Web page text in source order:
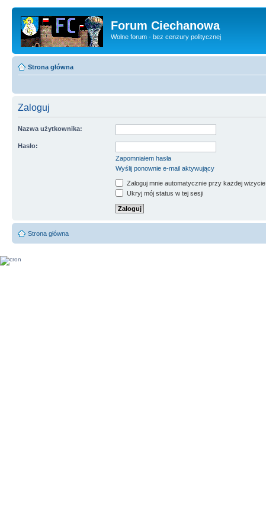
Forum Ciechanowa
Wolne forum - bez cenzury politycznej
Strona główna
Zaloguj
Nazwa użytkownika:
Hasło:
Zapomniałem hasła
Wyślij ponownie e-mail aktywujący
Zaloguj mnie automatycznie przy każdej wizycie
Ukryj mój status w tej sesji
Strona główna